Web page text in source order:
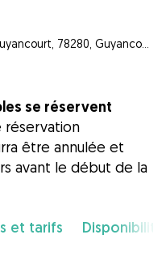
se réservent
réservation
être annulée et
avant le début de la
et tarifs Disponibilité